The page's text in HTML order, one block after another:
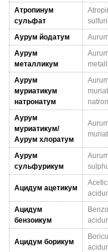
Атропинум
сульфат
Аурум йодатум
Аурум
металликум
Аурум
муриатикум
натронатум
Аурум
муриатикум/
Аурум хлоратум
Аурум
сульфурикум
Ацидум ацетикум
Ацидум
бензоикум
Ацидум борикум